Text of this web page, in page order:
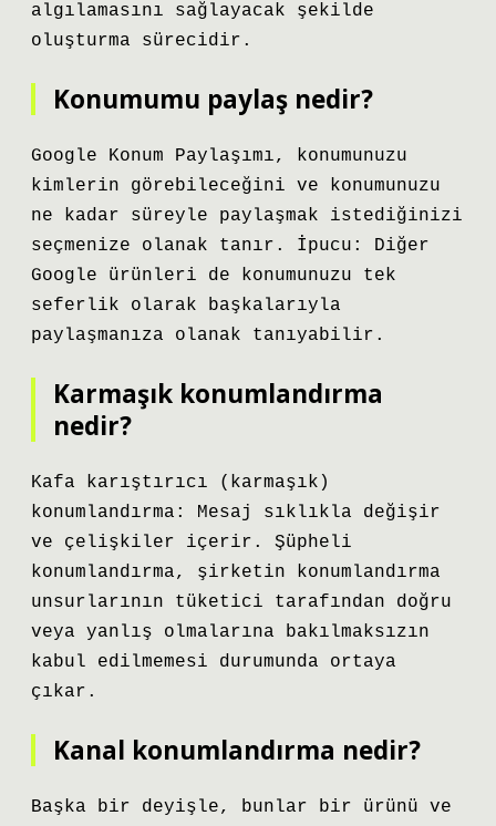
algılamasını sağlayacak şekilde
oluşturma sürecidir.
Konumumu paylaş nedir?
Google Konum Paylaşımı, konumunuzu
kimlerin görebileceğini ve konumunuzu
ne kadar süreyle paylaşmak istediğinizi
seçmenize olanak tanır. İpucu: Diğer
Google ürünleri de konumunuzu tek
seferlik olarak başkalarıyla
paylaşmanıza olanak tanıyabilir.
Karmaşık konumlandırma
nedir?
Kafa karıştırıcı (karmaşık)
konumlandırma: Mesaj sıklıkla değişir
ve çelişkiler içerir. Şüpheli
konumlandırma, şirketin konumlandırma
unsurlarının tüketici tarafından doğru
veya yanlış olmalarına bakılmaksızın
kabul edilmemesi durumunda ortaya
çıkar.
Kanal konumlandırma nedir?
Başka bir deyişle, bunlar bir ürünü ve